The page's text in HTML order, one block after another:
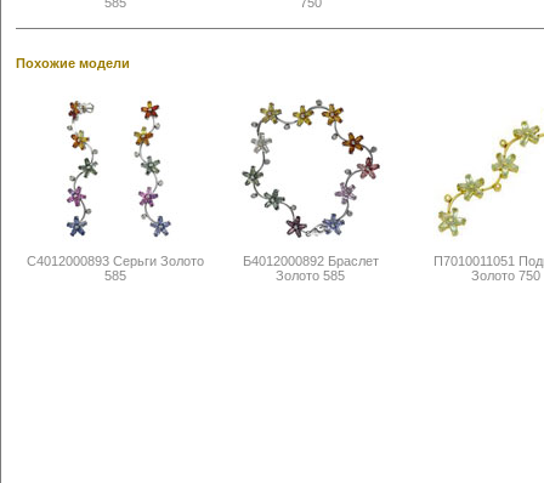
Похожие модели
С4012000893 Серьги Золото
585
Б4012000892 Браслет
Золото 585
П7010011051
Золото 750